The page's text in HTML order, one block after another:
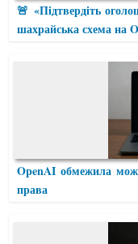
🚨 «Підтвердіть
шахрайська схема на
OpenAI обмежила
права